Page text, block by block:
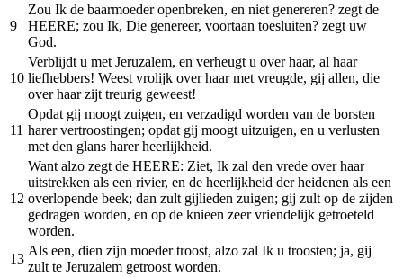
9
Zou Ik de baarmoeder openbreken, en niet genereren? zegt de
HEERE; zou Ik, Die genereer, voortaan toesluiten? zegt uw
God.
10
Verblijdt u met Jeruzalem, en verheugt u over haar, al haar
liefhebbers! Weest vrolijk over haar met vreugde, gij allen, die
over haar zijt treurig geweest!
11
Opdat gij moogt zuigen, en verzadigd worden van de borsten
harer vertroostingen; opdat gij moogt uitzuigen, en u verlusten
met den glans harer heerlijkheid.
12
Want alzo zegt de HEERE: Ziet, Ik zal den vrede over haar
uitstrekken als een rivier, en de heerlijkheid der heidenen als een
overlopende beek; dan zult gijlieden zuigen; gij zult op de zijden
gedragen worden, en op de knieen zeer vriendelijk getroeteld
worden.
13
Als een, dien zijn moeder troost, alzo zal Ik u troosten; ja, gij
zult te Jeruzalem getroost worden.